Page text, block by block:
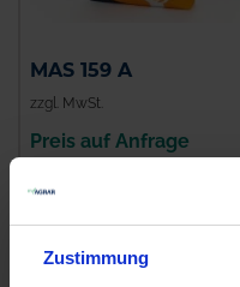
Zustimmung
MAS 159 A
zzgl. MwSt.
Preis auf Anfrage